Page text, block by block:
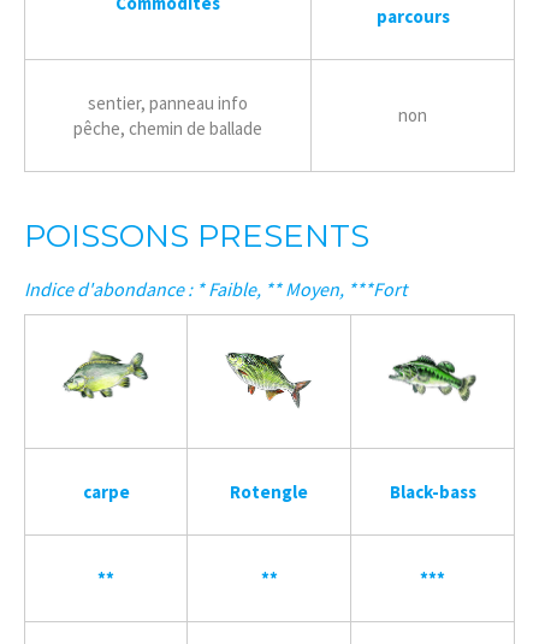
parcours
sentier, panneau info
pêche, chemin de ballade
non
POISSONS PRESENTS
Indice d'abondance : * Faible, ** Moyen, ***Fort
carpe Rotengle Black-bass
** ** ***